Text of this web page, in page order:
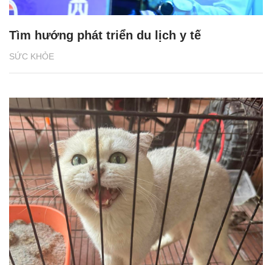
SỨC KHỎE
Tìm hướng phát triển du lịch y tế